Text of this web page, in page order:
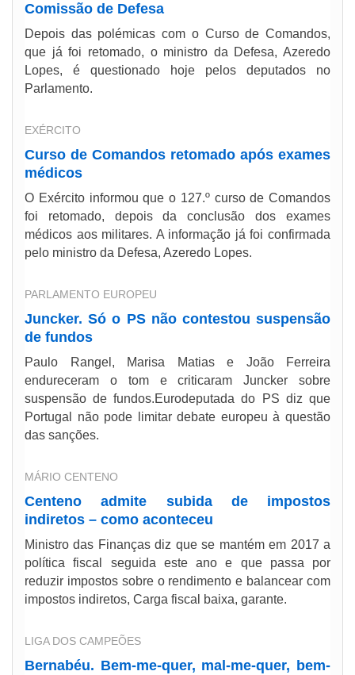
Comissão de Defesa
Depois das polémicas com o Curso de Comandos,
que já foi retomado, o ministro da Defesa, Azeredo
Lopes, é questionado hoje pelos deputados no
Parlamento.
EXÉRCITO
Curso de Comandos retomado após exames
médicos
O Exército informou que o 127.º curso de Comandos
foi retomado, depois da conclusão dos exames
médicos aos militares. A informação já foi confirmada
pelo ministro da Defesa, Azeredo Lopes.
PARLAMENTO EUROPEU
Juncker. Só o PS não contestou suspensão
de fundos
Paulo Rangel, Marisa Matias e João Ferreira
endureceram o tom e criticaram Juncker sobre
suspensão de fundos.Eurodeputada do PS diz que
Portugal não pode limitar debate europeu à questão
das sanções.
MÁRIO CENTENO
Centeno admite subida de impostos
indiretos – como aconteceu
Ministro das Finanças diz que se mantém em 2017 a
política fiscal seguida este ano e que passa por
reduzir impostos sobre o rendimento e balancear com
impostos indiretos, Carga fiscal baixa, garante.
LIGA DOS CAMPEÕES
Bernabéu. Bem-me-quer, mal-me-quer, bem-